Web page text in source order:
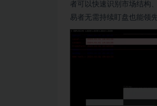
者可以快速识别市场结构
易者无需持续盯盘也能领